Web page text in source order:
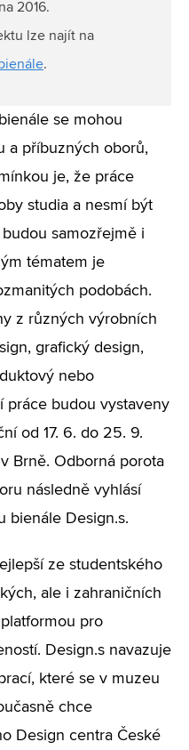
2016.
lze najít na
bienále.
se mohou
a příbuzných oborů,
je, že práce
studia a nesmí být
samozřejmě i
tématem je
podobách.
z různých výrobních
grafický design,
nebo
práce budou vystaveny
od 17. 6. do 25. 9.
Brně. Odborná porota
následně vyhlásí
bienále Design.s.
ze studentského
ale i zahraničních
pro
Design.s navazuje
které se v muzeu
chce
Design centra České